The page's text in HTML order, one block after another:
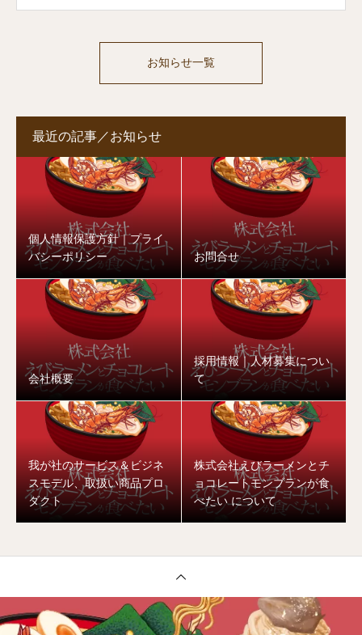
お知らせ一覧
最近の記事／お知らせ
個人情報保護方針｜プライ
バシーポリシー
お問合せ
会社概要
採用情報｜人材募集につい
て
我が社のサービス＆ビジネ
スモデル、取扱い商品プロ
ダクト
株式会社えびラーメンとチ
ョコレートモンブランが食
べたい について